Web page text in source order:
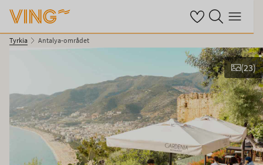
Se dine sparte
Søk på ving.no
Meny
Tyrkia Antalya-området
Se bilder og film
(23)